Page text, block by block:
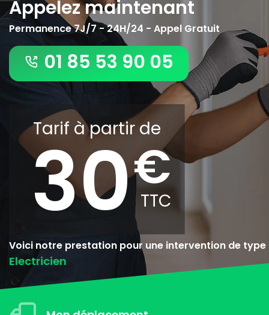
Appelez maintenant
Permanence 7J/7 - 24H/24 - Appel Gratuit
01 85 53 90 05
Tarif à partir de
30
Voici notre prestation pour une intervention de type
Electricien